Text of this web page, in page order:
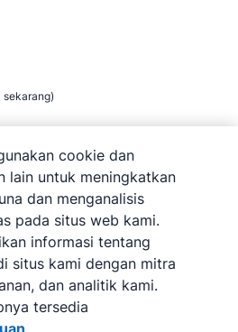
sekarang)
cookie dan
lain untuk meningkatkan
dan menganalisis
pada situs web kami.
informasi tentang
situs kami dengan mitra
dan analitik kami.
tersedia